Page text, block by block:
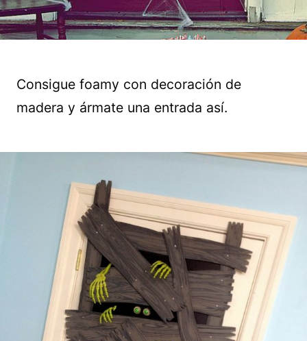
Consigue foamy con decoración de
madera y ármate una entrada así.